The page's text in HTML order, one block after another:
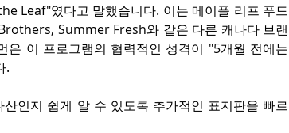
Leaf"였다고 말했습니다. 이는 메이플 리프 푸드
Summer Fresh와 같은 다른 캐나다 브랜
은 이 프로그램의 협력적인 성격이 "5개월 전에는
.
인지 쉽게 알 수 있도록 추가적인 표지판을 빠르